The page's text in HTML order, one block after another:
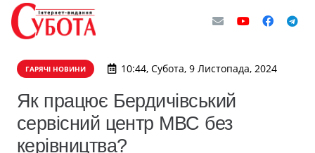
ГАРЯЧІ НОВИНИ 10:44, Субота, 9 Листопада, 2024
Як працює Бердичівський
сервісний центр МВС без
керівництва?